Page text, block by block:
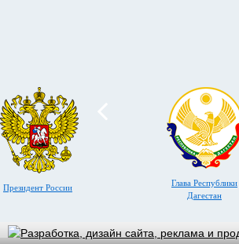
Президент России
Глава Республики
Дагестан